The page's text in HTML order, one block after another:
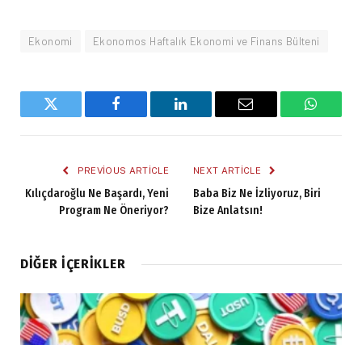
Ekonomi Ekonomos Haftalık Ekonomi ve Finans Bülteni
Twitter Facebook LinkedIn Email
PREVIOUS ARTICLE
Kılıçdaroğlu Ne Başardı, Yeni
Program Ne Öneriyor?
NEXT ARTICLE
Baba Biz Ne İzliyoruz, Biri
Bize Anlatsın!
DIĞER İÇERIKLER